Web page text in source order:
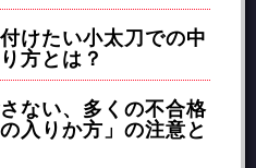
けたい小太刀での中
方とは？
ない、多くの不合格
入りか方」の注意と